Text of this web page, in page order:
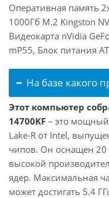
Оперативная память
1000Гб M.2 Kingston
Видеокарта nVidia
mP55, Блок питания
На базе какого
Этот компьютер
14700KF – это мощный
Lake-R от Intel,
чипов. Он оснащен 20
высокой
ядер. Максимальная
может достигать 5.4